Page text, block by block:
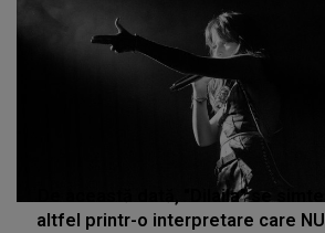
De această dată, "Dilaila" se simte
altfel printr-o interpretare care NU